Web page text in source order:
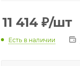
11 414 ₽/шт
Есть в наличии